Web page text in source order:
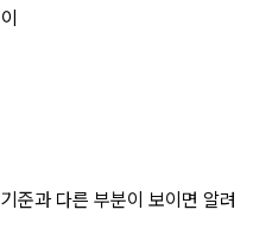
준과 다른 부분이 보이면 알려